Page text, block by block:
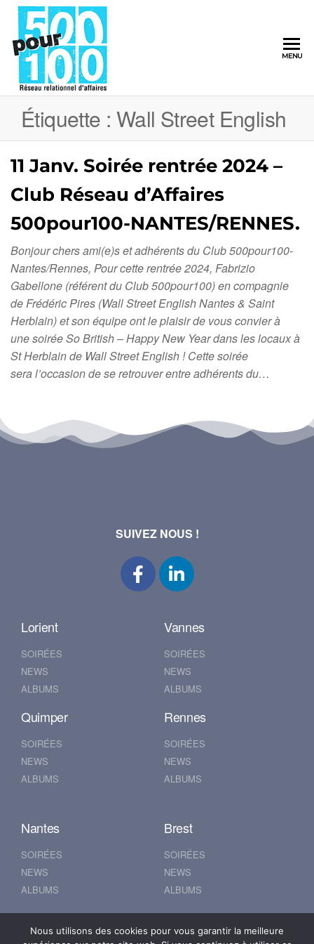
MENU
Étiquette : Wall Street English
11 Janv. Soirée rentrée 2024 –
Club Réseau d’Affaires
500pour100-NANTES/RENNES.
Bonjour chers ami(e)s et adhérents du Club 500pour100-
Nantes/Rennes, Pour cette rentrée 2024, Fabrizio
Gabellone (référent du Club 500pour100) en compagnie
de Frédéric Pires (Wall Street English Nantes & Saint
Herblain) et son équipe ont le plaisir de vous convier à
une soirée So British – Happy New Year dans les locaux à
St Herblain de Wall Street English ! Cette soirée
sera l’occasion de se retrouver entre adhérents du…
SUIVEZ NOUS !
Lorient
SOIRÉES
NEWS
ALBUMS
Vannes
SOIRÉES
NEWS
ALBUMS
Quimper
SOIRÉES
NEWS
ALBUMS
Rennes
SOIRÉES
NEWS
ALBUMS
Nantes
SOIRÉES
NEWS
ALBUMS
Brest
SOIRÉES
NEWS
ALBUMS
Nous utilisons des cookies pour vous garantir la meilleure